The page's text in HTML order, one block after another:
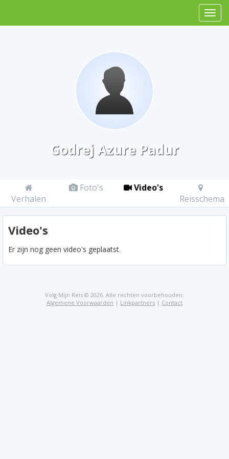
Godrej Azure Padur
Verhalen
Foto's
Video's
Reisschema
Video's
Er zijn nog geen video's geplaatst.
Volg Mijn Reis © 2026. Alle rechten voorbehouden.
Algemene Voorwaarden | Linkpartners | Contact